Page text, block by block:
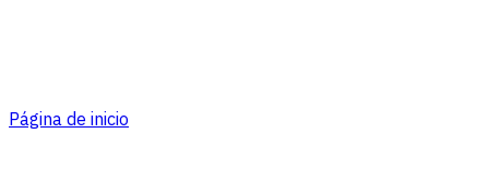
Página de inicio